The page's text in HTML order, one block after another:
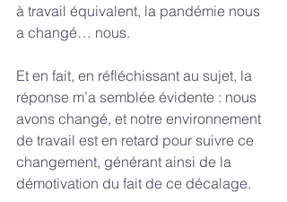
à travail équivalent, la pandémie nous
a changé… nous.
Et en fait, en réfléchissant au sujet, la
réponse m’a semblée évidente : nous
avons changé, et notre environnement
de travail est en retard pour suivre ce
changement, générant ainsi de la
démotivation du fait de ce décalage.